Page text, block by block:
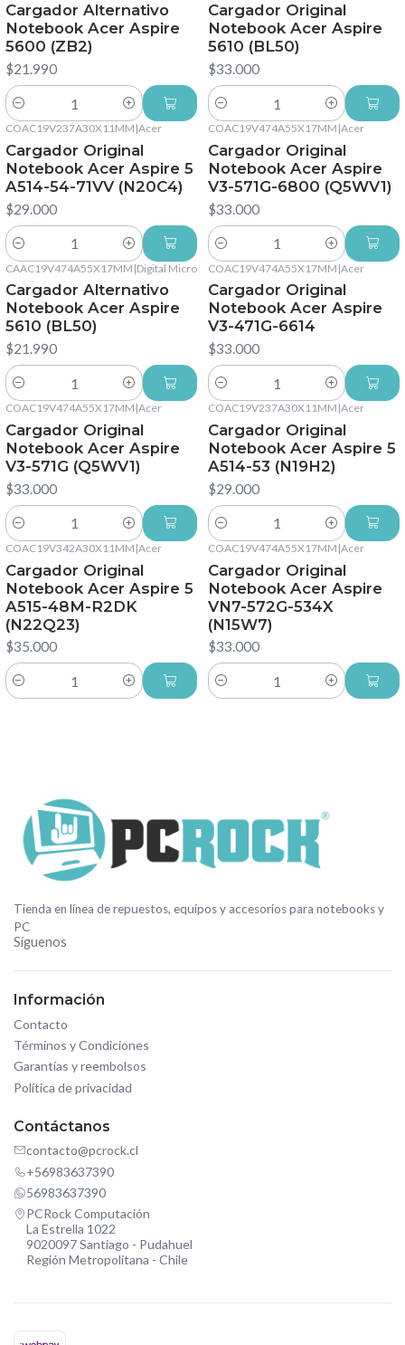
Cargador Alternativo
Notebook Acer Aspire
5600 (ZB2)
$21.990
Cantidad
Cargador Original
Notebook Acer Aspire
5610 (BL50)
$33.000
Cantidad
COAC19V237A30X11MM |Acer
Cargador Original
Notebook Acer Aspire 5
A514-54-71VV (N20C4)
$29.000
Cantidad
COAC19V474A55X17MM |Acer
Cargador Original
Notebook Acer Aspire
V3-571G-6800 (Q5WV1)
$33.000
Cantidad
CAAC19V474A55X17MM |Digital Micro
Cargador Alternativo
Notebook Acer Aspire
5610 (BL50)
$21.990
Cantidad
COAC19V474A55X17MM |Acer
Cargador Original
Notebook Acer Aspire
V3-471G-6614
$33.000
Cantidad
COAC19V474A55X17MM |Acer
Cargador Original
Notebook Acer Aspire
V3-571G (Q5WV1)
$33.000
Cantidad
COAC19V237A30X11MM |Acer
Cargador Original
Notebook Acer Aspire 5
A514-53 (N19H2)
$29.000
Cantidad
COAC19V342A30X11MM |Acer
Cargador Original
Notebook Acer Aspire 5
A515-48M-R2DK
(N22Q23)
$35.000
Cantidad
COAC19V474A55X17MM |Acer
Cargador Original
Notebook Acer Aspire
VN7-572G-534X
(N15W7)
$33.000
Cantidad
Tienda en línea de repuestos, equipos y accesorios para notebooks y
PC
Síguenos
Información
Contacto
Términos y Condiciones
Garantías y reembolsos
Política de privacidad
Contáctanos
contacto@pcrock.cl
+56983637390
56983637390
PCRock Computación
La Estrella 1022
9020097 Santiago - Pudahuel
Región Metropolitana - Chile